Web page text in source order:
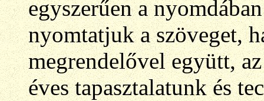
egyszerűen a
nyomtatjuk a szöveget,
megrendelővel együtt,
éves tapasztalatunk és